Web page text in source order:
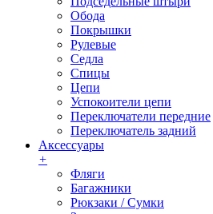
Обода
Покрышки
Рулевые
Седла
Спицы
Цепи
Успокоители цепи
Переключатели передние
Переключатель задний
Аксессуары
+
Фляги
Багажники
Рюкзаки / Сумки